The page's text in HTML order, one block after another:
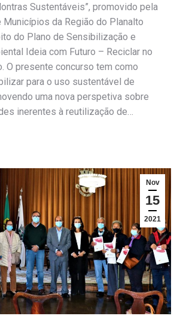
Sustentáveis”, promovido pela
da Região do Planalto
do Plano de Sensibilização e
Ideia com Futuro – Reciclar no
O presente concurso tem como
para o uso sustentável de
uma nova perspetiva sobre
inerentes à reutilização de…
Nov
15
2021